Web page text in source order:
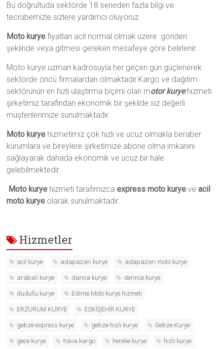
Bu doğrultuda sektörde 18 seneden fazla bilgi ve
tecrübemizle sizlere yardımcı oluyoruz.
Moto kurye fiyatları acil normal olmak üzere gönderi
şeklinde veya gitmesi gereken mesafeye göre belirlenir .
Moto kurye uzman kadrosuyla her geçen gün güçlenerek
sektörde öncü firmalardan olmaktadır.Kargo ve dağıtım
sektörünün en hızlı ulaştırma biçimi olan motor kuryehizmeti
şirketimiz tarafından ekonomik bir şekilde siz değerli
müşterilerimize sunulmaktadır.
Moto kurye hizmetimiz çok hızlı ve ucuz olmakla beraber
kurumlara ve bireylere şirketimize abone olma imkanını
sağlayarak dahada ekonomik ve ucuz bir hale
gelebilmektedir.
Moto kurye hizmeti tarafımızcaexpress moto kurye veacil
moto kurye olarak sunulmaktadır.
Hizmetler
acil kurye adapazarı kurye adapazarı moto kurye
arabalı kurye darıca kurye derince kurye
dudullu kurye Edirne Moto kurye hizmeti
ERZURUM KURYE ESKİŞEHİR KURYE
gebze express kurye gebze hızlı kurye Gebze Kurye
gece kurye hava kargo hereke kurye hızlı kurye